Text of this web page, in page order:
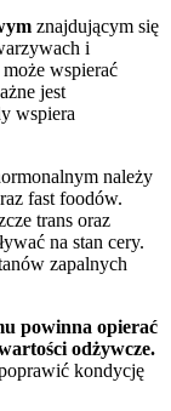
znajdującym się
i
wspierać
jest
wspiera
należy
fast foodów.
trans oraz
na stan cery.
zapalnych
powinna opierać
odżywcze.
kondycję